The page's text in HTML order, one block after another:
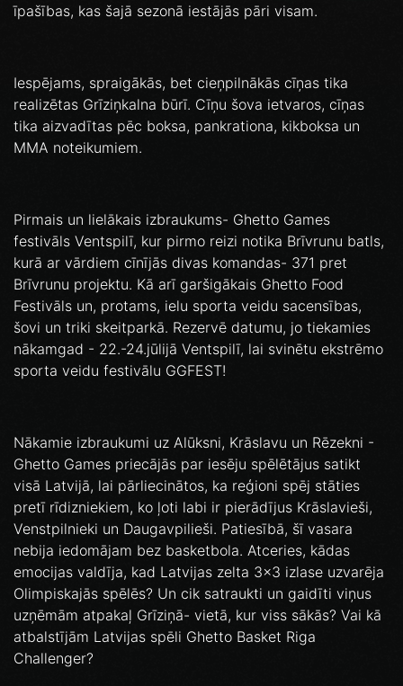
īpašības, kas šajā sezonā iestājās pāri visam.
Iespējams, spraigākās, bet cieņpilnākās cīņas tika
realizētas Grīziņkalna būrī. Cīņu šova ietvaros, cīņas
tika aizvadītas pēc boksa, pankrationa, kikboksa un
MMA noteikumiem.
Pirmais un lielākais izbraukums- Ghetto Games
festivāls Ventspilī, kur pirmo reizi notika Brīvrunu batls,
kurā ar vārdiem cīnījās divas komandas- 371 pret
Brīvrunu projektu. Kā arī garšigākais Ghetto Food
Festivāls un, protams, ielu sporta veidu sacensības,
šovi un triki skeitparkā. Rezervē datumu, jo tiekamies
nākamgad - 22.-24.jūlijā Ventspilī, lai svinētu ekstrēmo
sporta veidu festivālu GGFEST!
Nākamie izbraukumi uz Alūksni, Krāslavu un Rēzekni -
Ghetto Games priecājās par iesēju spēlētājus satikt
visā Latvijā, lai pārliecinātos, ka reģioni spēj stāties
pretī rīdizniekiem, ko ļoti labi ir pierādījus Krāslavieši,
Venstpilnieki un Daugavpilieši. Patiesībā, šī vasara
nebija iedomājam bez basketbola. Atceries, kādas
emocijas valdīja, kad Latvijas zelta 3x3 izlase uzvarēja
Olimpiskajās spēlēs? Un cik satraukti un gaidīti viņus
uzņēmām atpakaļ Grīziņā- vietā, kur viss sākās? Vai kā
atbalstījām Latvijas spēli Ghetto Basket Riga
Challenger?